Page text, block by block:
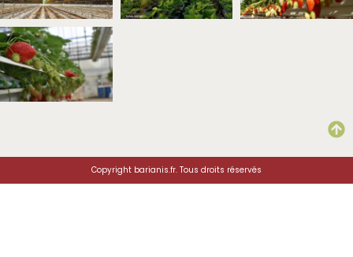
Copyright barianis.fr. Tous droits réservés